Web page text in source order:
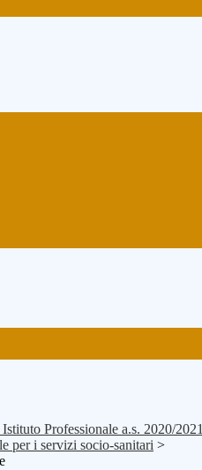
Professionale a.s. 2020/2021
per i servizi socio-sanitari >